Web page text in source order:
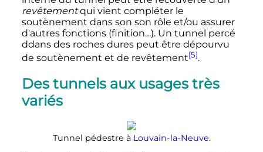
revêtementqui vient compléter le
soutènement dans son son rôle et/ou assurer
d'autres fonctions (finition…). Un tunnel percé
ddans des roches dures peut être dépourvu
de soutènement et de revêtement[5].
Des tunnels aux usages très
variés
Tunnel pédestre à Louvain-la-Neuve.